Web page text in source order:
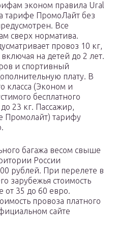
эконом правила Ural
тарифе ПромоЛайт без
Все
сверх норматива.
провоз 10 кг,
на детей до 2 лет.
и спортивный
плату. В
класса (Эконом и
бесплатного
23 кг. Пассажир,
Промолайт) тарифу
багажа весом свыше
России
рублей. При перелете в
зарубежья стоимость
от 35 до 60 евро.
провоза платного
сайте